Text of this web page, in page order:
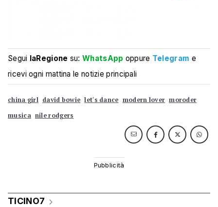
Segui laRegione su:WhatsApp oppure Telegram e
ricevi ogni mattina le notizie principali
china girl david bowie let's dance modern lover moroder
musica nile rodgers
TICINO7